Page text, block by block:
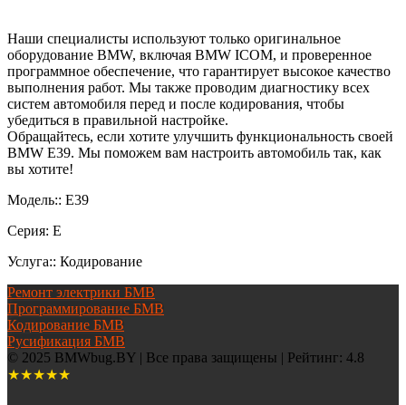
Наши специалисты используют только оригинальное
оборудование BMW, включая BMW ICOM, и проверенное
программное обеспечение, что гарантирует высокое качество
выполнения работ. Мы также проводим диагностику всех
систем автомобиля перед и после кодирования, чтобы
убедиться в правильной настройке.
Обращайтесь, если хотите улучшить функциональность своей
BMW E39. Мы поможем вам настроить автомобиль так, как
вы хотите!
Модель:: Е39
Серия: Е
Услуга:: Кодирование
Ремонт электрики БМВ
Программирование БМВ
Кодирование БМВ
Русификация БМВ
© 2025 BMWbug.BY | Все права защищены | Рейтинг: 4.8
★★★★★